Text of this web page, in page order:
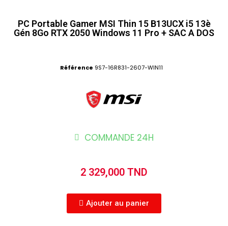
PC Portable Gamer MSI Thin 15 B13UCX i5 13è
Gén 8Go RTX 2050 Windows 11 Pro + SAC A DOS
Référence 9S7-16R831-2607-WIN11
COMMANDE 24H
2 329,000 TND
Ajouter au panier